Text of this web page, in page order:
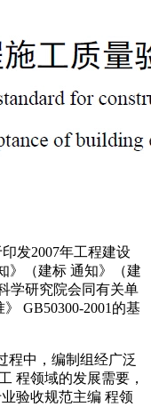
发2007年工程建设
》（建标 通知》（建
学研究院会同有关单
GB50300-2001的基
程中，编制组经广泛
程领域的发展需要，
验收规范主编 程领